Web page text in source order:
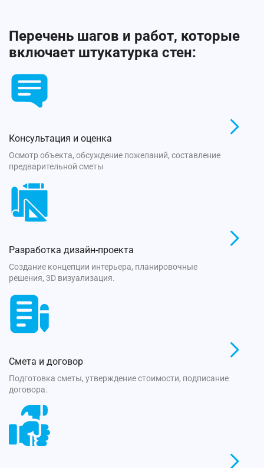
Перечень шагов и работ, которые
включает штукатурка стен:
Консультация и оценка
Осмотр объекта, обсуждение пожеланий, составление
предварительной сметы
Разработка дизайн-проекта
Создание концепции интерьера, планировочные
решения, 3D визуализация.
Смета и договор
Подготовка сметы, утверждение стоимости, подписание
договора.